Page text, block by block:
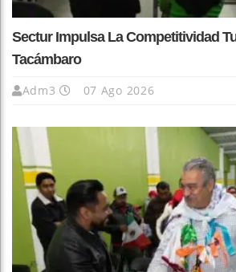
Sectur Impulsa La Competitividad
Tacámbaro
Adm3 07 Ago 2026